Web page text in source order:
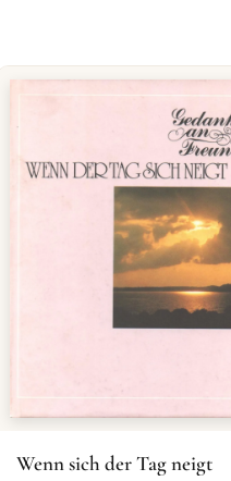
Wenn sich der Tag neigt